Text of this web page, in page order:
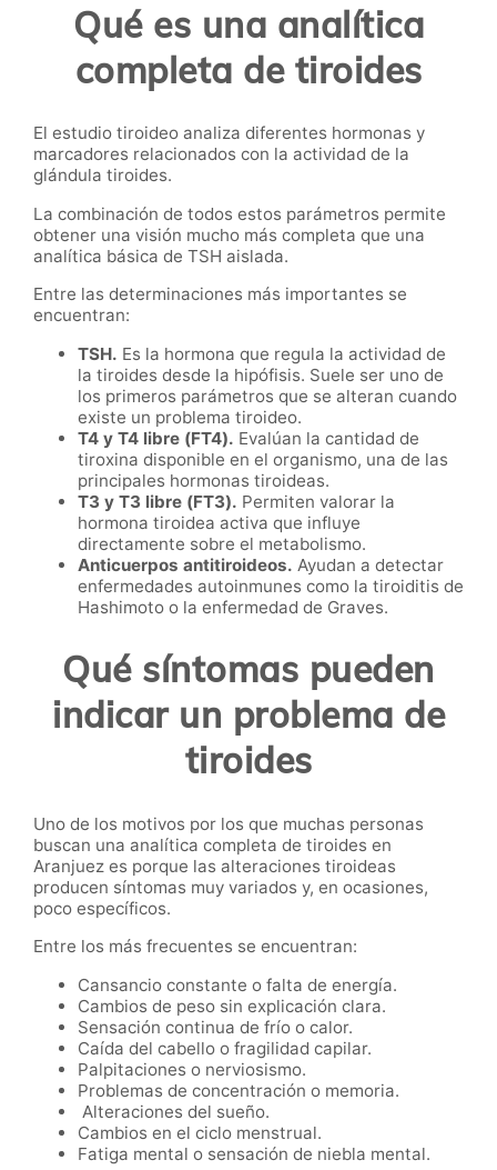
Qué es una analítica
completa de tiroides
El estudio tiroideo analiza diferentes hormonas y
marcadores relacionados con la actividad de la
glándula tiroides.
La combinación de todos estos parámetros permite
obtener una visión mucho más completa que una
analítica básica de TSH aislada.
Entre las determinaciones más importantes se
encuentran:
TSH. Es la hormona que regula la actividad de
la tiroides desde la hipófisis. Suele ser uno de
los primeros parámetros que se alteran cuando
existe un problema tiroideo.
T4 y T4 libre (FT4). Evalúan la cantidad de
tiroxina disponible en el organismo, una de las
principales hormonas tiroideas.
T3 y T3 libre (FT3). Permiten valorar la
hormona tiroidea activa que influye
directamente sobre el metabolismo.
Anticuerpos antitiroideos. Ayudan a detectar
enfermedades autoinmunes como la tiroiditis de
Hashimoto o la enfermedad de Graves.
Qué síntomas pueden
indicar un problema de
tiroides
Uno de los motivos por los que muchas personas
buscan una analítica completa de tiroides en
Aranjuez es porque las alteraciones tiroideas
producen síntomas muy variados y, en ocasiones,
poco específicos.
Entre los más frecuentes se encuentran:
Cansancio constante o falta de energía.
Cambios de peso sin explicación clara.
Sensación continua de frío o calor.
Caída del cabello o fragilidad capilar.
Palpitaciones o nerviosismo.
Problemas de concentración o memoria.
Alteraciones del sueño.
Cambios en el ciclo menstrual.
Fatiga mental o sensación de niebla mental.